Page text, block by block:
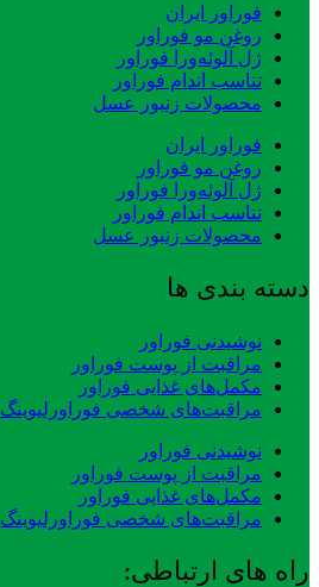
فوراور ایران
روغن مو فوراور
ژل آلوئه‌ورا فوراور
تناسب اندام فوراور
محصولات زنبور عسل
فوراور ایران
روغن مو فوراور
ژل آلوئه‌ورا فوراور
تناسب اندام فوراور
محصولات زنبور عسل
دسته بندی ها
نوشیدنی فوراور
مراقبت از پوست فوراور
مکمل‌های غذایی فوراور
مراقبت‌های شخصی فوراورلیوینگ
نوشیدنی فوراور
مراقبت از پوست فوراور
مکمل‌های غذایی فوراور
مراقبت‌های شخصی فوراورلیوینگ
راه های ارتباطی: